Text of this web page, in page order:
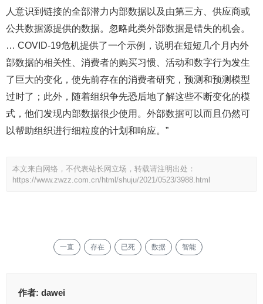
人意识到链接的全部潜力内部数据以及由第三方、供应商或
公共数据源提供的数据。忽略此类外部数据是错失的机会。
… COVID-19危机提供了一个示例，说明在短短几个月内外
部数据的相关性、消费者的购买习惯、活动和数字行为发生
了巨大的变化，使先前存在的消费者研究，预测和预测模型
过时了；此外，随着组织争先恐后地了解这些不断变化的模
式，他们发现内部数据很少使用。外部数据可以而且仍然可
以帮助组织进行细粒度的计划和响应。”
本文来自网络，不代表站长网立场，转载请注明出处：
https://www.zwzz.com.cn/html/shuju/2021/0523/3988.html
一直 存在 已死 数据 智能
作者: dawei